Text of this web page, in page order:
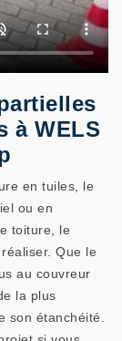
à WELS
en tuiles, le
ou en
toiture, le
Que le
au couvreur
la plus
son étanchéité.